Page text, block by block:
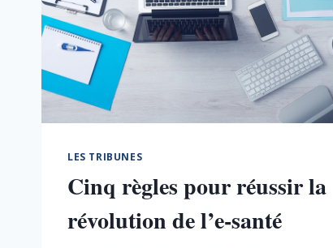
LES TRIBUNES
Cinq règles pour réussir la
révolution de l’e-santé